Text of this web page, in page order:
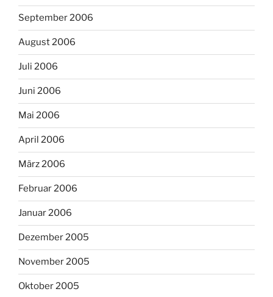
September 2006
August 2006
Juli 2006
Juni 2006
Mai 2006
April 2006
März 2006
Februar 2006
Januar 2006
Dezember 2005
November 2005
Oktober 2005